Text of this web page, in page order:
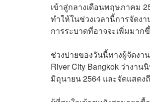
เข้าสู่กลางเดือนพฤษภาคม
ทำให้ในช่วงเวลานี้การจัดง
การระบาดที่อาจจะเพิ่มมาก
ช่วงบ่ายของวันนี้ทางผู้จัดงา
River City Bangkok ว่างา
มิถุนายน 2564 และจัดแสดง